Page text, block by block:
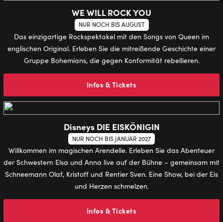
WE WILL ROCK YOU
NUR NOCH BIS AUGUST
Das einzigartige Rockspektakel mit den Songs von Queen im
englischen Original. Erleben Sie die mitreißende Geschichte einer
Gruppe Bohemians, die gegen Konformität rebellieren.
Infos & Tickets
Disneys DIE EISKÖNIGIN
NUR NOCH BIS JANUAR 2027
Willkommen im magischen Arendelle. Erleben Sie das Abenteuer
der Schwestern Elsa und Anna live auf der Bühne – gemeinsam mit
Schneemann Olaf, Kristoff und Rentier Sven. Eine Show, bei der Eis
und Herzen schmelzen.
Infos & Tickets